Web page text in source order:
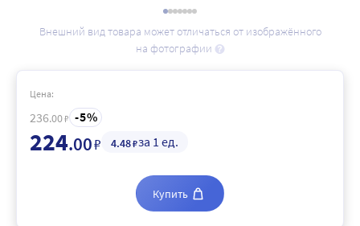
Внешний вид товара может отличаться от изображённого
на фотографии
Цена:
236.00₽ 5
224.00₽ 4.48₽за 1 ед.
Купить